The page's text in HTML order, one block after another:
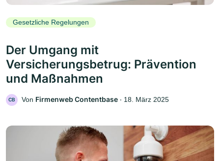
Gesetzliche Regelungen
Der Umgang mit
Versicherungsbetrug: Prävention
und Maßnahmen
CB Von Firmenweb Contentbase ‧ 18. März 2025